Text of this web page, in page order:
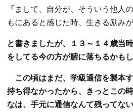
「まして、自分が、そういう他人
もにあると感じた時、生きる励み
と書きましたが、１３～１４歳当
をしてる今の方が腑に落ちるかもし
この頃はまだ、学級通信を製本
持ち得なかったから、きっとこの
なは、手元に通信なんて残ってない